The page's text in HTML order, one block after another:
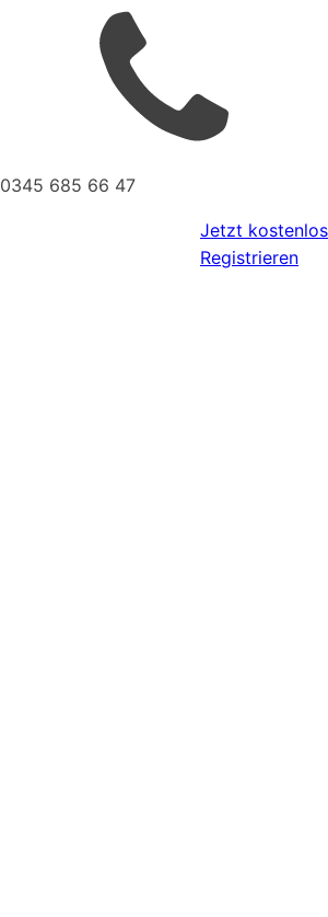
0345 685 66 47
Jetzt kostenlos
Registrieren